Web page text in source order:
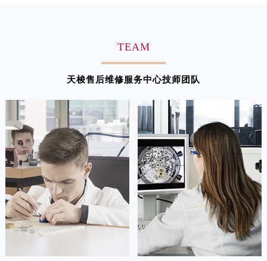
山东省日照市东港区烟台路天梭售后服务中心（需提前预约）
山东省泰安市泰山区财源街道泰山大街天梭售后服务中心（需提前预约）
山东省威海市环翠区新威海路89号振华商厦一楼名表维修天梭售后服务中心（需提前预约）
山东省潍坊市奎文区东风东街天梭售后服务中心（需提前预约）
山东省淄博市张店区金晶大道天梭售后服务中心（需提前预约）
上海市黄浦区南京东路299号宏伊国际广场写字楼8层806室天梭售后服务中心（需提前预约）
上海市徐汇区虹桥路3号港汇中心2座37层3705室天梭售后服务中心（需提前预约）
浙江省杭州市上城区钱江路1366号华润大厦A座5层503-5室天梭售后服务中心（需提前预约）
浙江省湖州市吴兴区劳动路天梭售后服务中心（需提前预约）
TEAM
天梭售后维修服务中心技师团队